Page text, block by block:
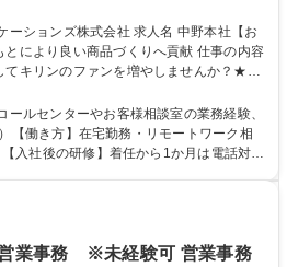
式会社 求人名 中野本社【お
り良い商品づくりへ貢献 仕事の内容
キリンのファンを増やしませんか？★≫
りに活かしていく上で、窓口となるお客
す。お客様からの声に迅速かつ誠意をも
グループ内活動に反映しています。 【具
職種 中野本社【お客様
り良い商品づくりへ貢献
ールセンターやお客様相談室の業務経験、
【働き方】在宅勤務・リモートワーク相
ついて】キリングループの広報機能を担
を大切にし、磨き上げたホスピタリティ
とりながら広報関連業務を行っておりま
営業事務 ※未経験可 営業事務